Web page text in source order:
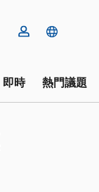
即時 熱門議題